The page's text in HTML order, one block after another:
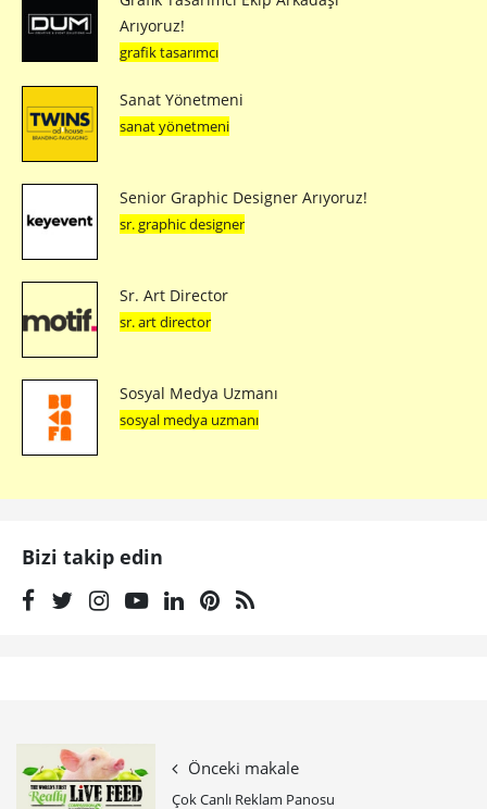
Arıyoruz!
grafik tasarımcı
Sanat Yönetmeni
sanat yönetmeni
Senior Graphic Designer Arıyoruz!
sr. graphic designer
Sr. Art Director
sr. art director
Sosyal Medya Uzmanı
sosyal medya uzmanı
Bizi takip edin
Önceki makale
Çok Canlı Reklam Panosu